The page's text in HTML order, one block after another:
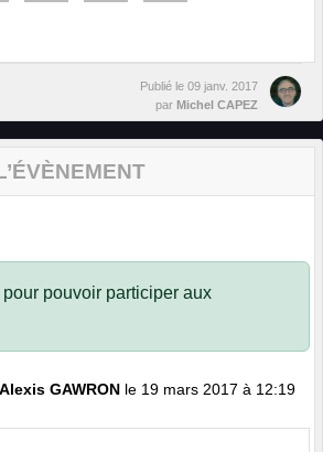
Publié le 09 janv. 2017
par Michel CAPEZ
pour pouvoir participer aux
Alexis GAWRON le 19 mars 2017 à 12:19